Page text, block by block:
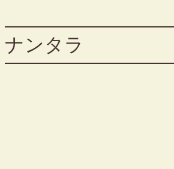
ナンタラ